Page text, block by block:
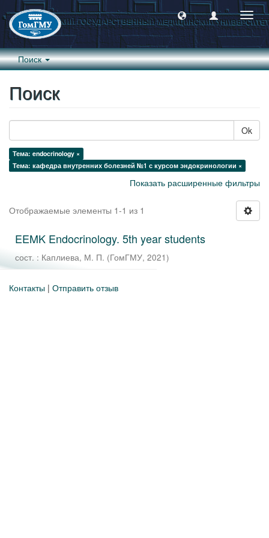
Поиск
Поиск
Ok
Тема: endocrinology ×
Тема: кафедра внутренних болезней №1 с курсом эндокринологии ×
Показать расширенные фильтры
Отображаемые элементы 1-1 из 1
EEMK Endocrinology. 5th year students
сост. : Каплиева, М. П. (ГомГМУ, 2021)
Контакты | Отправить отзыв